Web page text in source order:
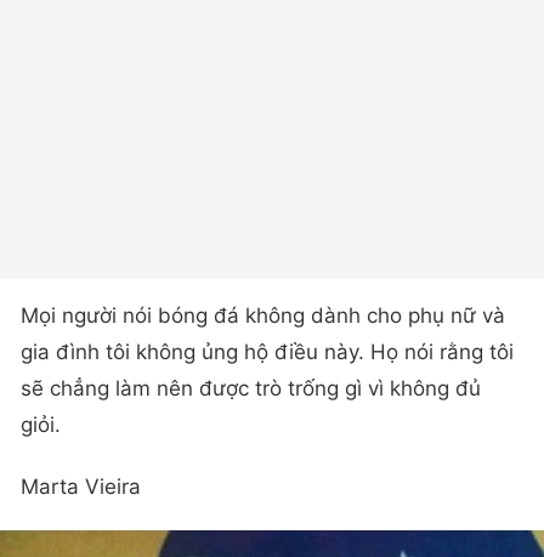
Mọi người nói bóng đá không dành cho phụ nữ và
gia đình tôi không ủng hộ điều này. Họ nói rằng tôi
sẽ chẳng làm nên được trò trống gì vì không đủ
giỏi.
Marta Vieira